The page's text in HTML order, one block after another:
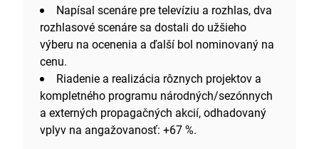
Napísal scenáre pre televíziu a rozhlas, dva
rozhlasové scenáre sa dostali do užšieho
výberu na ocenenia a ďalší bol nominovaný na
cenu.
Riadenie a realizácia rôznych projektov a
kompletného programu národných/sezónnych
a externých propagačných akcií, odhadovaný
vplyv na angažovanosť: +67 %.